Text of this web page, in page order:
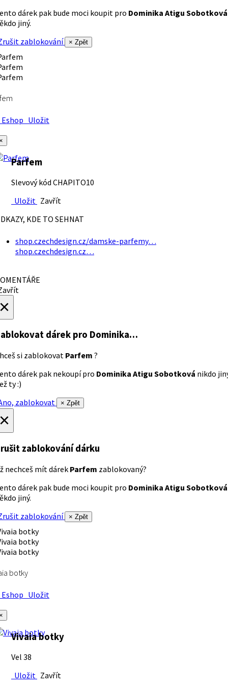
dárek pak bude moci koupit pro Dominika Atigu Sobotková
jiný.
zablokování
× Zpět
Uložit
Parfem
Slevový kód CHAPITO10
Uložit Zavřít
KDE TO SEHNAT
shop.czechdesign.cz/damske-parfemy…
shop.czechdesign.cz…
dárek pro Dominika…
si zablokovat Parfem ?
dárek pak nekoupí pro Dominika Atigu Sobotková nikdo
ty :)
zablokovat
× Zpět
zablokování dárku
nechceš mít dárek Parfem zablokovaný?
dárek pak bude moci koupit pro Dominika Atigu Sobotková
jiný.
zablokování
× Zpět
botky
Uložit
Vivaia botky
Vel 38
Uložit Zavřít